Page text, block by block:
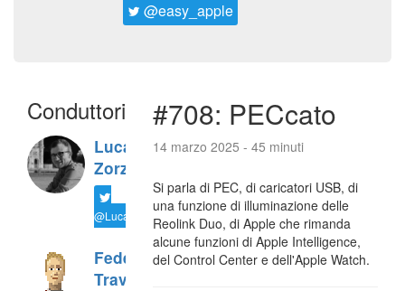
@easy_apple
Conduttori
Luca
Zorzi
@LucaTNT
Federico
Travaini
#708: PECcato
14 marzo 2025 - 45 minuti
Si parla di PEC, di caricatori USB, di
una funzione di illuminazione delle
Reolink Duo, di Apple che rimanda
alcune funzioni di Apple Intelligence,
del Control Center e dell'Apple Watch.